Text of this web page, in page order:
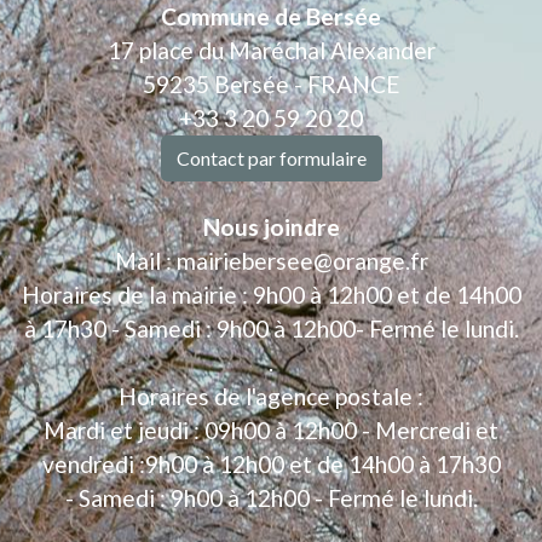
Commune de Bersée
17 place du Maréchal Alexander
59235 Bersée - FRANCE
+33 3 20 59 20 20
Contact par formulaire
Nous joindre
Mail : mairiebersee@orange.fr
Horaires de la mairie : 9h00 à 12h00 et de 14h00
à 17h30 - Samedi : 9h00 à 12h00- Fermé le lundi.
.
Horaires de l'agence postale :
Mardi et jeudi : 09h00 à 12h00 - Mercredi et
vendredi :9h00 à 12h00 et de 14h00 à 17h30
- Samedi : 9h00 à 12h00 - Fermé le lundi.